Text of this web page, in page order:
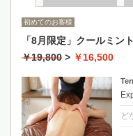
初めてのお客様
「8月限定」クールミン
￥19,800 > ￥16,500
ど